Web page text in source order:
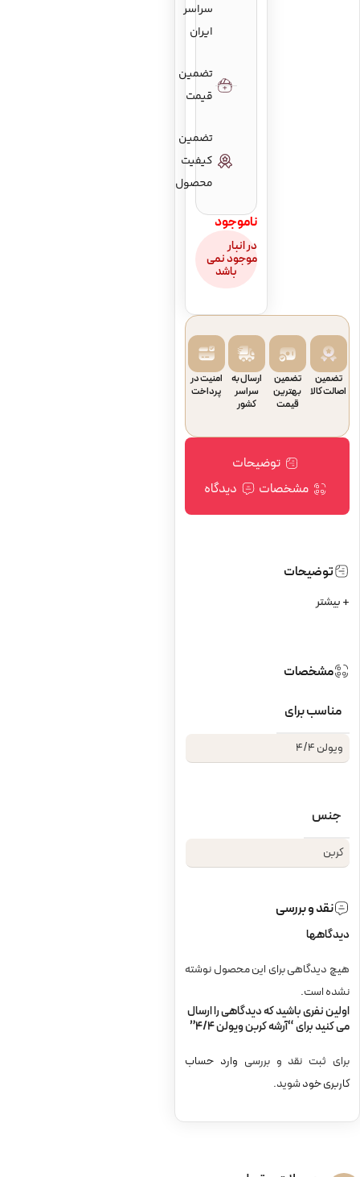
سراسر
ایران
تضمین
قیمت
تضمین
کیفیت
محصول
ناموجود
در انبار
موجود نمی
باشد
تضمین
اصالت کالا
تضمین
بهترین
قیمت
ارسال به
سراسر
کشور
امنیت در
پرداخت
توضیحات
مشخصات
دیدگاه
توضیحات
+ بیشتر
مشخصات
مناسب برای
ویولن 4/4
جنس
کربن
نقد و بررسی
دیدگاهها
هیچ دیدگاهی برای این محصول نوشته
نشده است.
اولین نفری باشید که دیدگاهی را ارسال
می کنید برای “آرشه کربن ویولن 4/4”
برای ثبت نقد و بررسی وارد حساب
کاربری خودشوید.